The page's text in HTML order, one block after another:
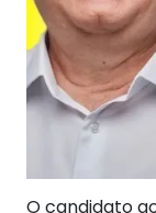
O candidato